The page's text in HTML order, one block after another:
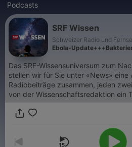
Podcasts
SRF Wissen
Schweizer Radio und
Ebola-
Das SRF-Wissensuniversum zum
stellen wir für Sie unter «News» eine
Radiobeiträge zusammen, jeden
von der Wissenschaftsredaktion ein